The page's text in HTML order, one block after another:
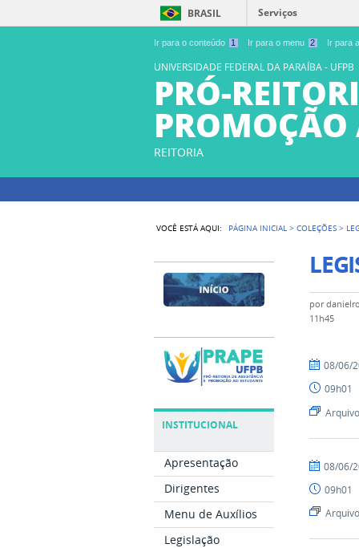
Ir para o conteúdo 1 Ir para o menu 2 Ir para
BRASIL Serviços
UNIVERSIDADE FEDERAL DA PARAÍBA - UFPB
PRÓ-
PROMOÇÃO
REITORIA
VOCÊ ESTÁ AQUI: PÁGINA INICIAL >COLEÇÕES >
INSTITUCIONAL
Apresentação
Dirigentes
Menu de Auxílios
Legislação
por
11h45
por
publicado
08/06/
09h01
Arquivo
por
publicado
08/06/
09h01
Arquivo